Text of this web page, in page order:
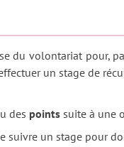
du volontariat pour,
un stage de
des points suite à une
suivre un stage pour